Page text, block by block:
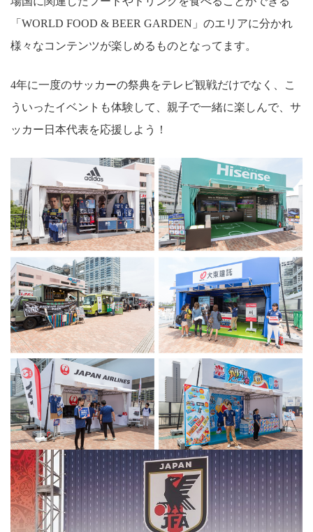
「WORLD FOOD & BEER GARDEN」のエリアに分かれ
様々なコンテンツが楽しめるものとなってます。
4年に一度のサッカーの祭典をテレビ観戦だけでなく、こ
ういったイベントも体験して、親子で一緒に楽しんで、サ
ッカー日本代表を応援しよう！